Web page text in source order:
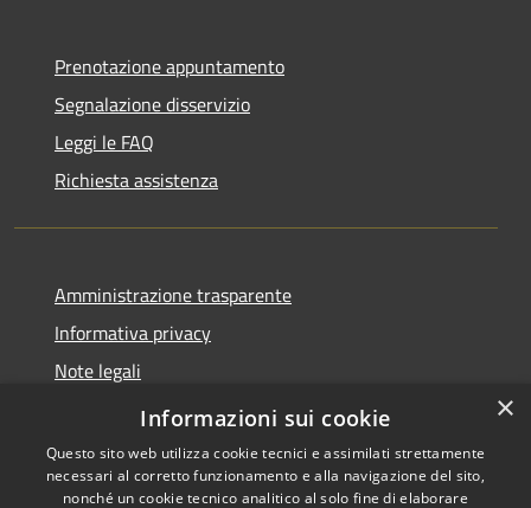
Prenotazione appuntamento
Segnalazione disservizio
Leggi le FAQ
Richiesta assistenza
Amministrazione trasparente
Informativa privacy
Note legali
Dichiarazione di accessibilità
×
Informazioni sui cookie
Questo sito web utilizza cookie tecnici e assimilati strettamente
necessari al corretto funzionamento e alla navigazione del sito,
nonché un cookie tecnico analitico al solo fine di elaborare